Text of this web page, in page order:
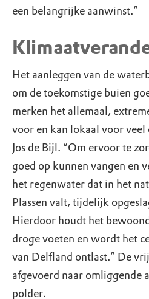
een belangrijke aanwinst.”
Het aanleggen van de
om de toekomstige buien
merken het allemaal,
voor en kan lokaal voor veel
Jos de Bijl. “Om ervoor te
goed op kunnen vangen en
het regenwater dat in het
Plassen valt, tijdelijk
Hierdoor houdt het
droge voeten en wordt het
van Delfland ontlast.” De
afgevoerd naar omliggende
polder.